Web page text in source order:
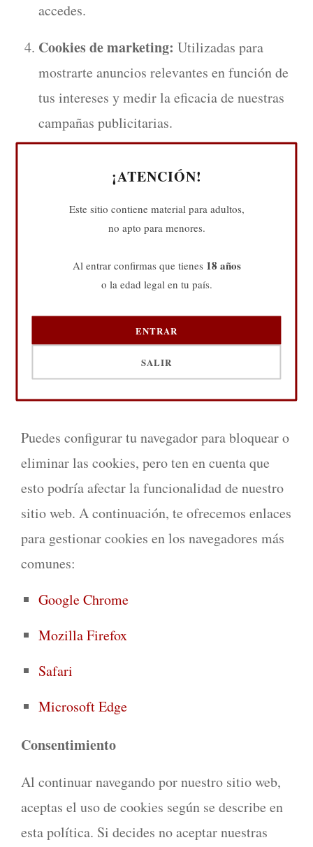
accedes.
Cookies de marketing: Utilizadas para
mostrarte anuncios relevantes en función de
tus intereses y medir la eficacia de nuestras
campañas publicitarias.
Tipos de cookies que utilizamos
Cookies propias:Configuradas por nuestro
Cookies de terceros:Configuradas por
servicios externos que utilizamos, como
herramientas de análisis o redes sociales.
Puedes configurar tu navegador para bloquear o
eliminar las cookies, pero ten en cuenta que
esto podría afectar la funcionalidad de nuestro
sitio web. A continuación, te ofrecemos enlaces
para gestionar cookies en los navegadores más
comunes:
Google Chrome
Mozilla Firefox
Safari
Microsoft Edge
Consentimiento
Al continuar navegando por nuestro sitio web,
aceptas el uso de cookies según se describe en
esta política. Si decides no aceptar nuestras
¡ATENCIÓN!
Este sitio contiene material para adultos,
no apto para menores.
Al entrar confirmas que tienes 18 años
o la edad legal en tu país.
ENTRAR
SALIR